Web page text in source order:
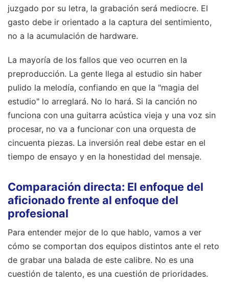
juzgado por su letra, la grabación será mediocre. El
gasto debe ir orientado a la captura del sentimiento,
no a la acumulación de hardware.
La mayoría de los fallos que veo ocurren en la
preproducción. La gente llega al estudio sin haber
pulido la melodía, confiando en que la "magia del
estudio" lo arreglará. No lo hará. Si la canción no
funciona con una guitarra acústica vieja y una voz sin
procesar, no va a funcionar con una orquesta de
cincuenta piezas. La inversión real debe estar en el
tiempo de ensayo y en la honestidad del mensaje.
Comparación directa: El enfoque del
aficionado frente al enfoque del
profesional
Para entender mejor de lo que hablo, vamos a ver
cómo se comportan dos equipos distintos ante el reto
de grabar una balada de este calibre. No es una
cuestión de talento, es una cuestión de prioridades.